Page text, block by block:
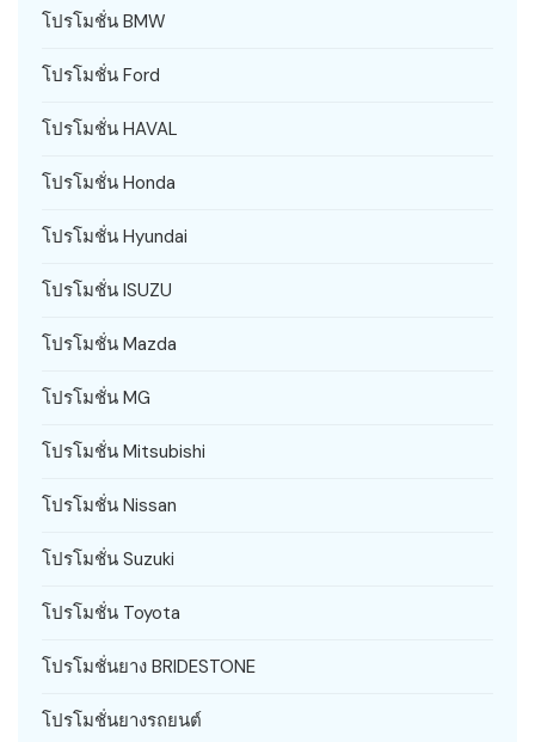
โปรโมชั่น BMW
โปรโมชั่น Ford
โปรโมชั่น HAVAL
โปรโมชั่น Honda
โปรโมชั่น Hyundai
โปรโมชั่น ISUZU
โปรโมชั่น Mazda
โปรโมชั่น MG
โปรโมชั่น Mitsubishi
โปรโมชั่น Nissan
โปรโมชั่น Suzuki
โปรโมชั่น Toyota
โปรโมชั่นยาง BRIDESTONE
โปรโมชั่นยางรถยนต์